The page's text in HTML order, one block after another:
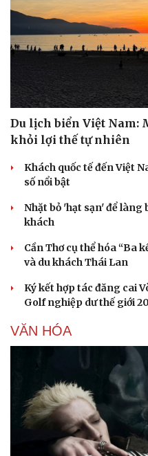
Du lịch biển Việt Nam:
khỏi lợi thế tự nhiên
Khách quốc tế đến Việt
số nổi bật
Nhặt bỏ 'hạt sạn' để làng
khách
Cần Thơ cụ thể hóa “Ba
và du khách Thái Lan
Ký kết hợp tác đăng cai
Golf nghiệp dư thế giới
VĂN HÓA